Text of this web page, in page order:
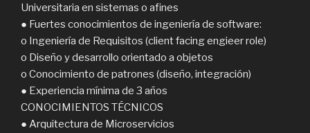
Universitaria en sistemas o afines
● Fuertes conocimientos de ingeniería de software:
o Ingeniería de Requisitos (client facing engieer role)
o Diseño y desarrollo orientado a objetos
o Conocimiento de patrones (diseño, integración)
● Experiencia mínima de 3 años
CONOCIMIENTOS TÉCNICOS
● Arquitectura de Microservicios